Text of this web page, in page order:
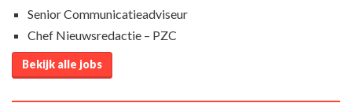
Senior Communicatieadviseur
Chef Nieuwsredactie – PZC
Bekijk alle jobs